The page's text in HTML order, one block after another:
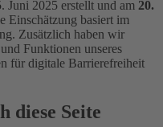
Juni 2025 erstellt und am 20.
Einschätzung basiert im
Zusätzlich haben wir
Funktionen unseres
für digitale Barrierefreiheit
diese Seite